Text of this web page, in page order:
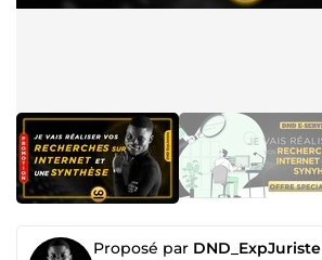
Proposé par DND_ExpJuriste